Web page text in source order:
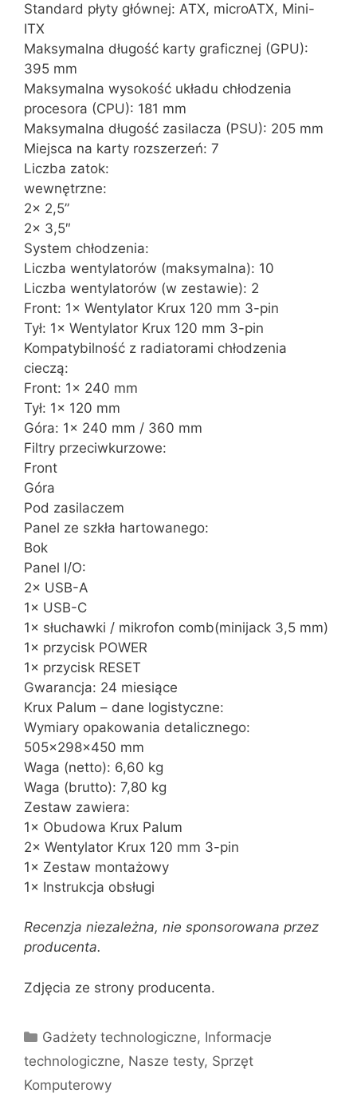
Standard płyty głównej: ATX, microATX, Mini-
ITX
Maksymalna długość karty graficznej (GPU):
395 mm
Maksymalna wysokość układu chłodzenia
procesora (CPU): 181 mm
Maksymalna długość zasilacza (PSU): 205 mm
Miejsca na karty rozszerzeń: 7
Liczba zatok:
wewnętrzne:
2× 2,5”
2× 3,5″
System chłodzenia:
Liczba wentylatorów (maksymalna): 10
Liczba wentylatorów (w zestawie): 2
Front: 1× Wentylator Krux 120 mm 3-pin
Tył: 1× Wentylator Krux 120 mm 3-pin
Kompatybilność z radiatorami chłodzenia
cieczą:
Front: 1× 240 mm
Tył: 1× 120 mm
Góra: 1× 240 mm / 360 mm
Filtry przeciwkurzowe:
Front
Góra
Pod zasilaczem
Panel ze szkła hartowanego:
Bok
Panel I/O:
2× USB-A
1× USB-C
1× słuchawki / mikrofon comb(minijack 3,5 mm)
1× przycisk POWER
1× przycisk RESET
Gwarancja: 24 miesiące
Krux Palum – dane logistyczne:
Wymiary opakowania detalicznego:
505×298×450 mm
Waga (netto): 6,60 kg
Waga (brutto): 7,80 kg
Zestaw zawiera:
1× Obudowa Krux Palum
2× Wentylator Krux 120 mm 3-pin
1× Zestaw montażowy
1× Instrukcja obsługi
Recenzja niezależna, nie sponsorowana przez
producenta.
Zdjęcia ze strony producenta.
Kategorie
Gadżety technologiczne, Informacje
technologiczne, Nasze testy, Sprzęt
Komputerowy